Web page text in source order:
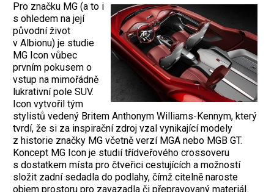
Pro značku MG (a to i
s ohledem na její
původní život
v Albionu) je studie
MG Icon vůbec
prvním pokusem o
vstup na mimořádně
lukrativní pole SUV.
Icon vytvořil tým
stylistů vedený Britem Anthonym Williams-Kennym, který
tvrdí, že si za inspirační zdroj vzal vynikající modely
z historie značky MG včetně verzí MGA nebo MGB GT.
Koncept MG Icon je studií třídveřového crossoveru
s dostatkem místa pro čtveřici cestujících a možností
složit zadní sedadla do podlahy, čímž citelně naroste
objem prostoru pro zavazadla či přepravovaný materiál.